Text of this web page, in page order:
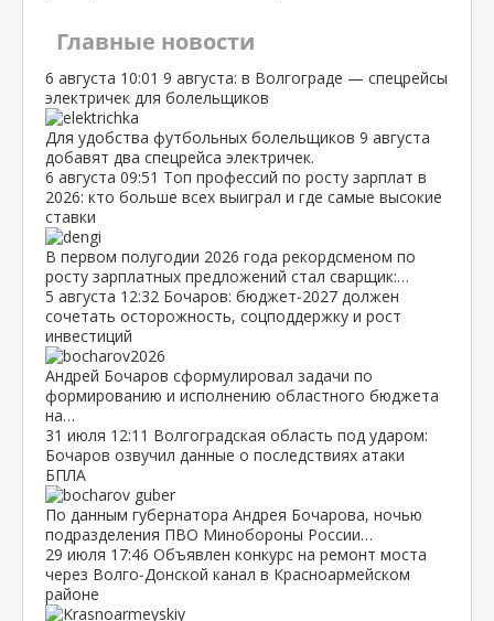
Главные новости
6 августа 10:01 9 августа: в Волгограде — спецрейсы
электричек для болельщиков
Для удобства футбольных болельщиков 9 августа
добавят два спецрейса электричек.
6 августа 09:51 Топ профессий по росту зарплат в
2026: кто больше всех выиграл и где самые высокие
ставки
В первом полугодии 2026 года рекордсменом по
росту зарплатных предложений стал сварщик:…
5 августа 12:32 Бочаров: бюджет‑2027 должен
сочетать осторожность, соцподдержку и рост
инвестиций
Андрей Бочаров сформулировал задачи по
формированию и исполнению областного бюджета
на…
31 июля 12:11 Волгоградская область под ударом:
Бочаров озвучил данные о последствиях атаки
БПЛА
По данным губернатора Андрея Бочарова, ночью
подразделения ПВО Минобороны России…
29 июля 17:46 Объявлен конкурс на ремонт моста
через Волго‑Донской канал в Красноармейском
районе